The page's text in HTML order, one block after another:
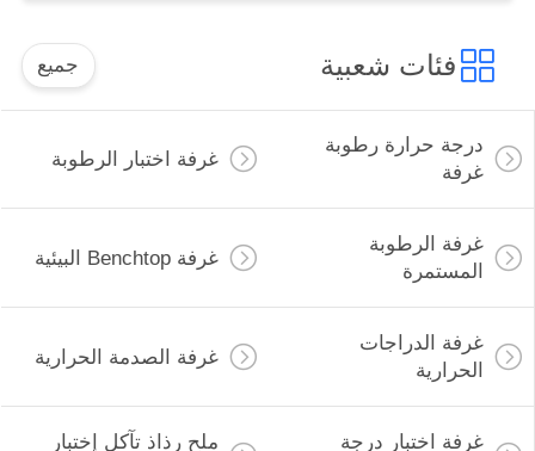
فئات شعبية جميع
درجة حرارة رطوبة
غرفة
غرفة اختبار الرطوبة
غرفة الرطوبة
المستمرة
غرفة Benchtop البيئية
غرفة الدراجات
الحرارية
غرفة الصدمة الحرارية
غرفة اختبار درجة ملح رذاذ تآكل إختبار